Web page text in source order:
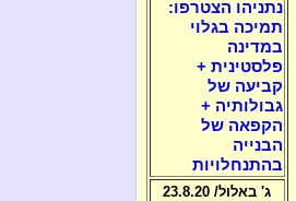
נתניהו הצטרפו:
תמיכה בגלוי
במדינה
פלסטינית +
קביעה של
גבולותיה +
הקפאה של
הבנייה
בהתנחלויות
ג' באלול/ 23.8.20